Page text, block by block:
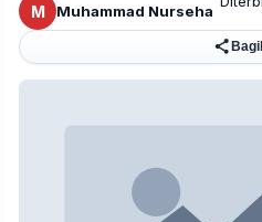
M Muhammad Nurseha